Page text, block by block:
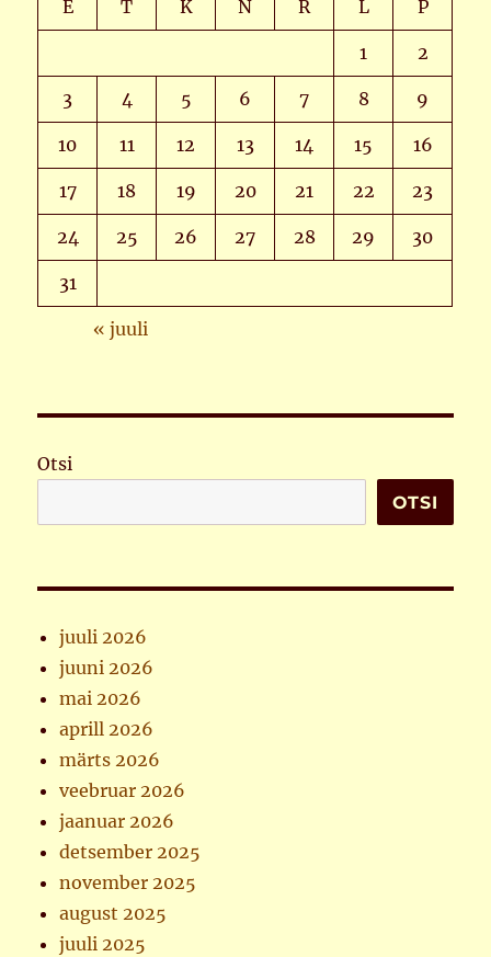
E T K N R L P
1 2
3 4 5 6 7 8 9
10 11 12 13 14 15 16
17 18 19 20 21 22 23
24 25 26 27 28 29 30
31
« juuli
Otsi
OTSI
juuli 2026
juuni 2026
mai 2026
aprill 2026
märts 2026
veebruar 2026
jaanuar 2026
detsember 2025
november 2025
august 2025
juuli 2025